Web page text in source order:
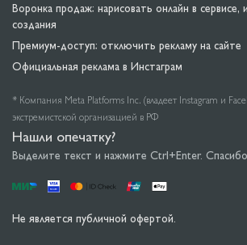
Воронка продаж: нарисовать онлайн в сервисе,
создания
Премиум-доступ: отключить рекламу на сайте
Официальная реклама в Инстаграм
* Компания Meta Platforms Inc. (владеет Instagram и
экстремистской организацией в РФ
Нашли опечатку?
Выделите текст и нажмите Ctrl+Enter.
Не является публичной офертой.